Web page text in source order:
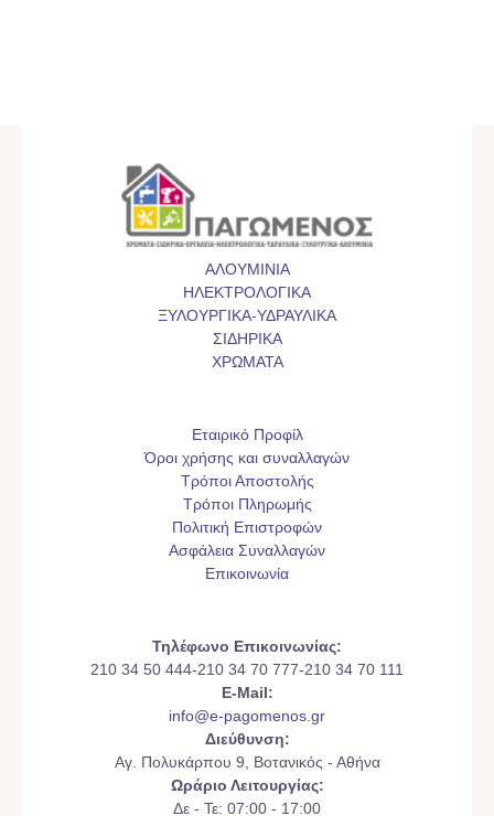
ΑΛΟΥΜΙΝΙΑ
ΗΛΕΚΤΡΟΛΟΓΙΚΑ
ΞΥΛΟΥΡΓΙΚΑ-ΥΔΡΑΥΛΙΚΑ
ΣΙΔΗΡΙΚΑ
ΧΡΩΜΑΤΑ
Εταιρικό Προφίλ
Όροι χρήσης και συναλλαγών
Τρόποι Αποστολής
Τρόποι Πληρωμής
Πολιτική Επιστροφών
Ασφάλεια Συναλλαγών
Επικοινωνία
Τηλέφωνο Επικοινωνίας:
210 34 50 444-210 34 70 777-210 34 70 111
E-Mail:
info@e-pagomenos.gr
Διεύθυνση:
Αγ. Πολυκάρπου 9, Βοτανικός - Αθήνα
Ωράριο Λειτουργίας:
Δε - Τε: 07:00 - 17:00